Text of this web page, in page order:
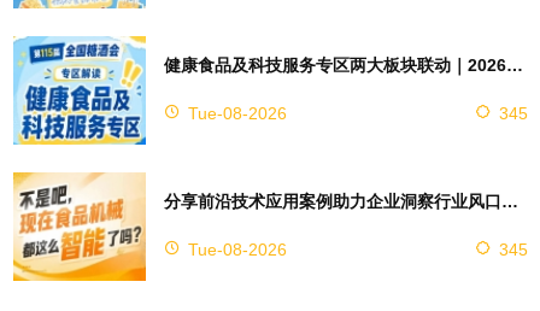
健康食品及科技服务专区两大板块联动｜2026南京秋糖实现双向赋能助力企业对接技术资源
Tue-08-2026 345
分享前沿技术应用案例助力企业洞察行业风口，2026南京秋糖9号馆赋能创新
Tue-08-2026 345